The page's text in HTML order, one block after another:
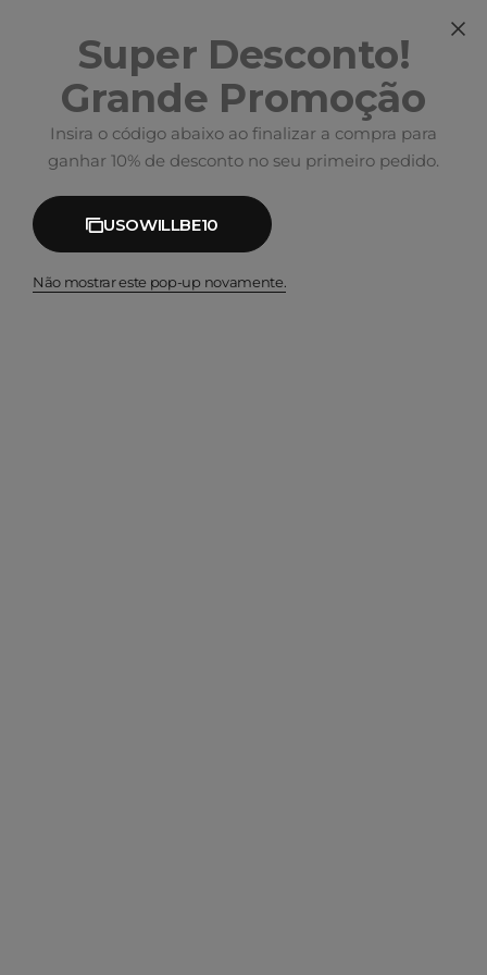
Super Desconto!
Grande Promoção
Insira o código abaixo ao finalizar a compra para
ganhar 10% de desconto no seu primeiro pedido.
USOWILLBE10
Não mostrar este pop-up novamente.